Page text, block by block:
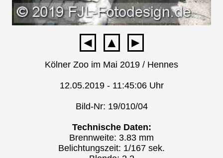
◄ ▲ ►
Kölner Zoo im Mai 2019 / Hennes
12.05.2019 - 11:45:06 Uhr
Bild-Nr: 19/010/04
Technische Daten:
Brennweite: 3.83 mm
Belichtungszeit: 1/167 sek.